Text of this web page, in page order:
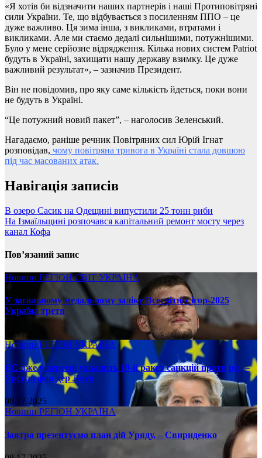
«Я хотів би відзначити наших партнерів і наші Протиповітряні
сили України. Те, що відбувається з посиленням ППО – це
дуже важливо. Ця зима інша, з викликами, втратами і
викликами. Але ми стаємо дедалі сильнішими, потужнішими.
Було у мене серйозне відрядження. Кілька нових систем Patriot
будуть в Україні, захищати нашу державу взимку. Це дуже
важливий результат», – зазначив Президент.
Він не повідомив, про яку саме кількість йдеться, поки вони
не будуть в Україні.
“Це потужний новий пакет”, – наголосив Зеленський.
Нагадаємо, раніше речник Повітряних сил Юрій Ігнат
розповідав, чому повітряна тривога в Україні стала довшою
під час масованих атак.
Навігація записів
В озеро Сасик на Одещині випустили 25 тонн риби
На Ізмаїльщині розпочався капітальний ремонт мосту через
канал Кофа
Пов’язаний запис
Новини РЕГІОНСВІТ УКРАЇНА
У загальному медальному заліку Всесвітніх ігор-2025
Україна третя
08.17.2025
НовиниРЕГІОН УКРАЇНА
ЄС вже у вересні ухвалить 19-й ракет санкцій проти рф, –
Урсула фон дер Ляєн
08.17.2025
Новини РЕГІОН УКРАЇНА
Завтра презентуємо план дій Уряду, – Свириденко